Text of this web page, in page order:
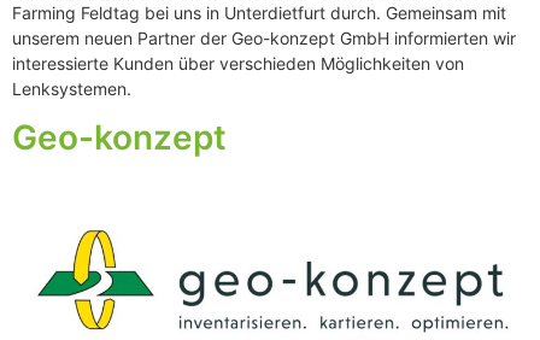
Farming Feldtag bei uns in Unterdietfurt durch. Gemeinsam mit
unserem neuen Partner der Geo-konzept GmbH informierten wir
interessierte Kunden über verschieden Möglichkeiten von
Lenksystemen.
Geo-konzept